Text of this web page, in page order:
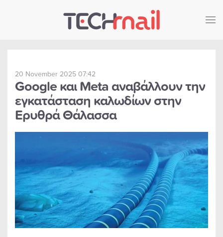
Skip to main content
20 November 2025 07:42
Google και Meta αναβάλλουν την
εγκατάσταση καλωδίων στην
Ερυθρά Θάλασσα